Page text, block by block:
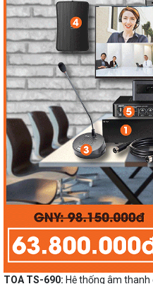
TOA TS-690: Hệ thống âm